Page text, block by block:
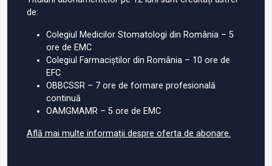
de:
Colegiul Medicilor Stomatologi din România – 5
ore de EMC
Colegiul Farmaciștilor din România – 10 ore de
EFC
OBBCSSR – 7 ore de formare profesională
continuă
OAMGMAMR – 5 ore de EMC
Află mai multe informații despre oferta de abonare.